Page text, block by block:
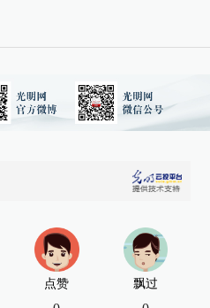
点赞 飘过